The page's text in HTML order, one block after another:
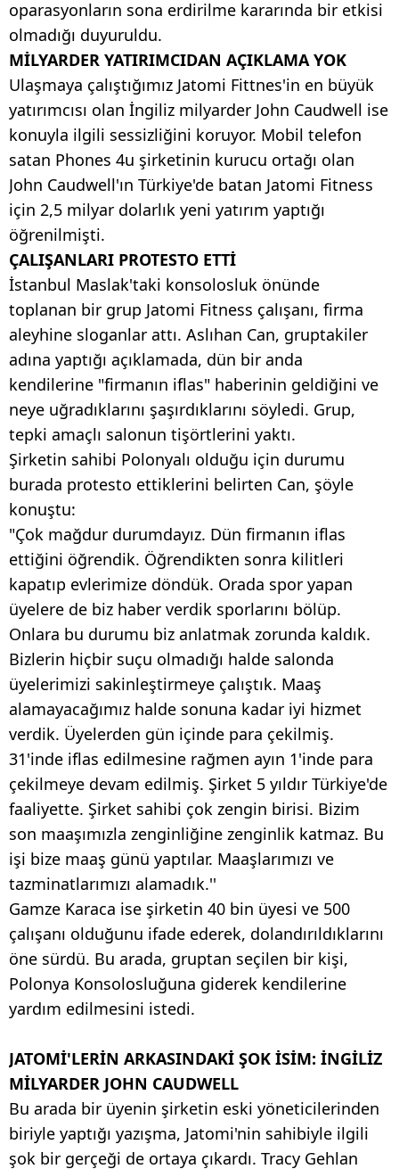
oparasyonların sona erdirilme kararında bir etkisi
olmadığı duyuruldu.
MİLYARDER YATIRIMCIDAN AÇIKLAMA YOK
Ulaşmaya çalıştığımız Jatomi Fittnes'in en büyük
yatırımcısı olan İngiliz milyarder John Caudwell ise
konuyla ilgili sessizliğini koruyor. Mobil telefon
satan Phones 4u şirketinin kurucu ortağı olan
John Caudwell'ın Türkiye'de batan Jatomi Fitness
için 2,5 milyar dolarlık yeni yatırım yaptığı
öğrenilmişti.
ÇALIŞANLARI PROTESTO ETTİ
İstanbul Maslak'taki konsolosluk önünde
toplanan bir grup Jatomi Fitness çalışanı, firma
aleyhine sloganlar attı. Aslıhan Can, gruptakiler
adına yaptığı açıklamada, dün bir anda
kendilerine "firmanın iflas" haberinin geldiğini ve
neye uğradıklarını şaşırdıklarını söyledi. Grup,
tepki amaçlı salonun tişörtlerini yaktı.
Şirketin sahibi Polonyalı olduğu için durumu
burada protesto ettiklerini belirten Can, şöyle
konuştu:
"Çok mağdur durumdayız. Dün firmanın iflas
ettiğini öğrendik. Öğrendikten sonra kilitleri
kapatıp evlerimize döndük. Orada spor yapan
üyelere de biz haber verdik sporlarını bölüp.
Onlara bu durumu biz anlatmak zorunda kaldık.
Bizlerin hiçbir suçu olmadığı halde salonda
üyelerimizi sakinleştirmeye çalıştık. Maaş
alamayacağımız halde sonuna kadar iyi hizmet
verdik. Üyelerden gün içinde para çekilmiş.
31'inde iflas edilmesine rağmen ayın 1'inde para
çekilmeye devam edilmiş. Şirket 5 yıldır Türkiye'de
faaliyette. Şirket sahibi çok zengin birisi. Bizim
son maaşımızla zenginliğine zenginlik katmaz. Bu
işi bize maaş günü yaptılar. Maaşlarımızı ve
tazminatlarımızı alamadık.''
Gamze Karaca ise şirketin 40 bin üyesi ve 500
çalışanı olduğunu ifade ederek, dolandırıldıklarını
öne sürdü. Bu arada, gruptan seçilen bir kişi,
Polonya Konsolosluğuna giderek kendilerine
yardım edilmesini istedi.
JATOMİ'LERİN ARKASINDAKİ ŞOK İSİM: İNGİLİZ
MİLYARDER JOHN CAUDWELL
Bu arada bir üyenin şirketin eski yöneticilerinden
biriyle yaptığı yazışma, Jatomi'nin sahibiyle ilgili
şok bir gerçeği de ortaya çıkardı. Tracy Gehlan